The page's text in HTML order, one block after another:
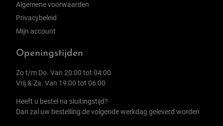
Algemene voorwaarden
Privacybeleid
Mijn account
Openingstijden
Zo t/m Do. Van 20:00 tot 04:00
Vrij & Za. Van 19:00 tot 06:00
Heeft u bestel na sluitingstijd?
Dan zal uw bestelling de volgende werkdag geleverd worden